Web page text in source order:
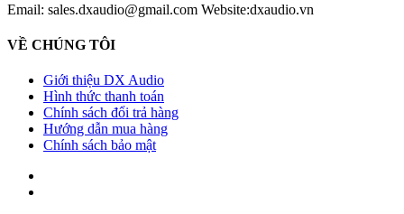
Email: sales.dxaudio@gmail.com Website:dxaudio.vn
VỀ CHÚNG TÔI
Giới thiệu DX Audio
Hình thức thanh toán
Chính sách đổi trả hàng
Hướng dẫn mua hàng
Chính sách bảo mật